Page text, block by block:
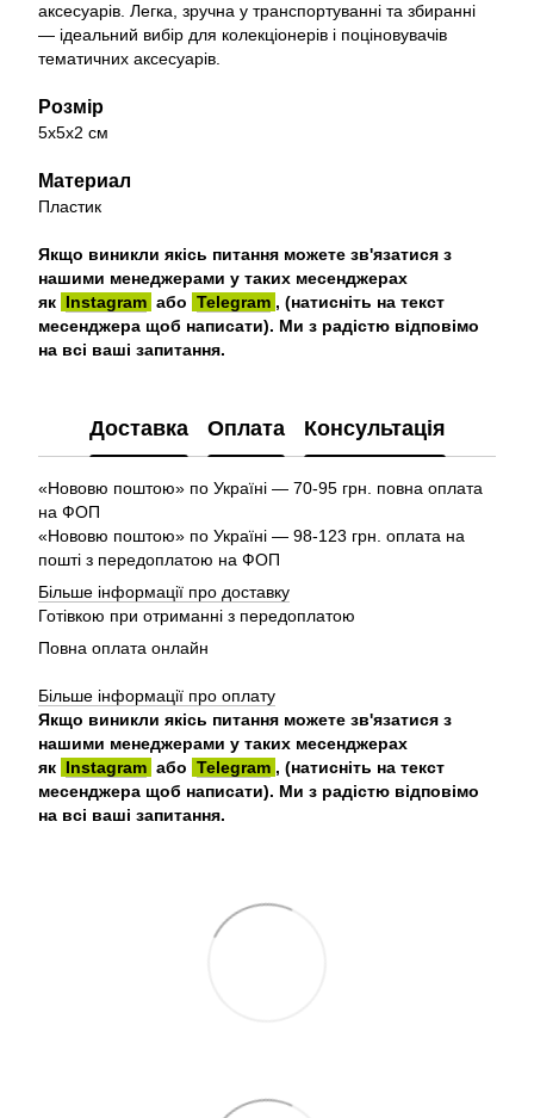
аксесуарів. Легка, зручна у транспортуванні та збиранні
— ідеальний вибір для колекціонерів і поціновувачів
тематичних аксесуарів.
Розмір
5х5х2 см
Материал
Пластик
Якщо виникли якісь питання можете зв'язатися з
нашими менеджерами у таких месенджерах
як Instagram або Telegram , (натисніть на текст
месенджера щоб написати). Ми з радістю відповімо
на всі ваші запитання.
Доставка Оплата Консультація
«Нововю поштою» по Україні — 70-95 грн. повна оплата
на ФОП
«Нововю поштою» по Україні — 98-123 грн. оплата на
пошті з передоплатою на ФОП
Більше інформації про доставку
Готівкою при отриманні з передоплатою
Повна оплата онлайн
Більше інформації про оплату
Якщо виникли якісь питання можете зв'язатися з
нашими менеджерами у таких месенджерах
як Instagram або Telegram , (натисніть на текст
месенджера щоб написати). Ми з радістю відповімо
на всі ваші запитання.